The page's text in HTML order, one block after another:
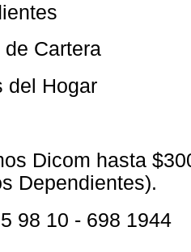
de Cartera
del Hogar
Dicom hasta
Dependientes).
98 10 - 698 1944